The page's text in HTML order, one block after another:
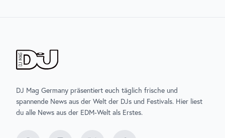
DJ Mag Germany präsentiert euch täglich frische und
spannende News aus der Welt der DJs und Festivals. Hier liest
du alle News aus der EDM-Welt als Erstes.